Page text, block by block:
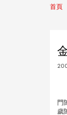
首頁
(
門
歲